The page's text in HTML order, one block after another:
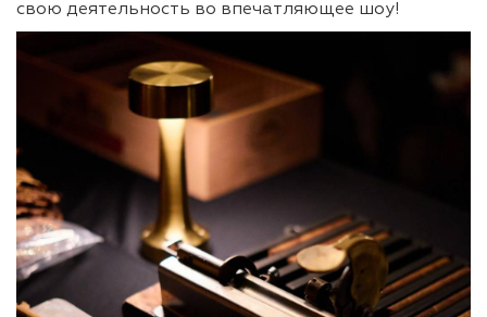
свою деятельность во впечатляющее шоу!